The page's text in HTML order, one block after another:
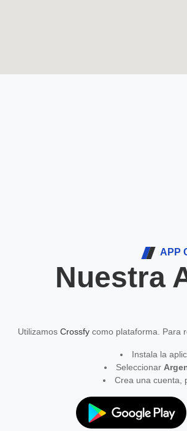
APP
Nuestra
Utilizamos Crossfy como plataforma. Para
Instala la
Seleccionar
Crea una cuenta,